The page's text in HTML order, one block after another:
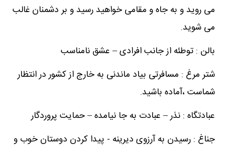
می روید و به جاه و مقامی خواهید رسید و بر دشمنان غالب
می شوید.
بالن : توطئه از جانب افرادی – عشق نامناسب
شتر مرغ : مسافرتی بیاد ماندنی به خارج از کشور در انتظار
شماست ،آماده باشید.
عبادتگاه : نذر – عبادت به جا نیامده – حمایت پروردگار
جناغ : رسیدن به آرزوی دیرینه - پیدا کردن دوستان خوب و